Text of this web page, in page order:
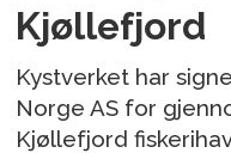
Kjøllefjord
Kystverket har
Norge AS for
Kjøllefjord